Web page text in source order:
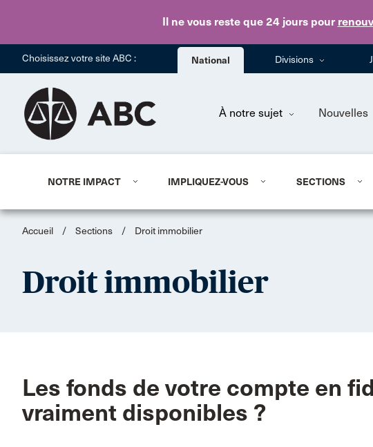
Il ne vous reste que 24 jourspour
Choisissez votre site ABC : National Divisions
À notre sujet Nouvelles
NOTRE IMPACT IMPLIQUEZ-VOUS SECTIONS
Accueil / Sections / Droit immobilier
Droit immobilier
Les fonds de votre compte en
vraiment disponibles ?